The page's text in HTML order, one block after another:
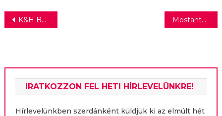
Bejegyzés
K&H Bank: a számlanyitás is olyan egyszerűvé válik, mint egy szelfi Mostantól a mobilszámlánkra is vásárolhatunk vonaljegyet, bérletet a Telenornál
IRATKOZZON FEL HETI HÍRLEVELÜNKRE!
Hírlevelünkben szerdánként küldjük ki az elmúlt hét